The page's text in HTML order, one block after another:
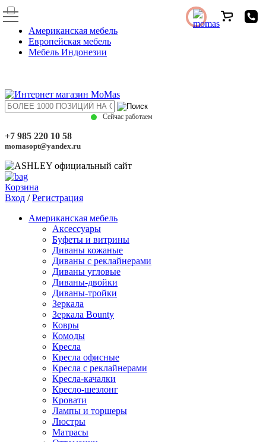
Американская мебель
Европейская мебель
Мебель Индонезии
Сейчас работаем
+7 985 220 10 58
momasopt@yandex.ru
Корзина
Вход /Регистрация
Американская мебель
Аксессуары
Буфеты и витрины
Диваны кожаные
Диваны с реклайнерами
Диваны угловые
Диваны-двойки
Диваны-тройки
Зеркала
Зеркала Bounty
Ковры
Комоды
Кресла
Кресла офисные
Кресла с реклайнерами
Кресла-качалки
Кресло-шезлонг
Кровати
Лампы и торшеры
Люстры
Матрасы